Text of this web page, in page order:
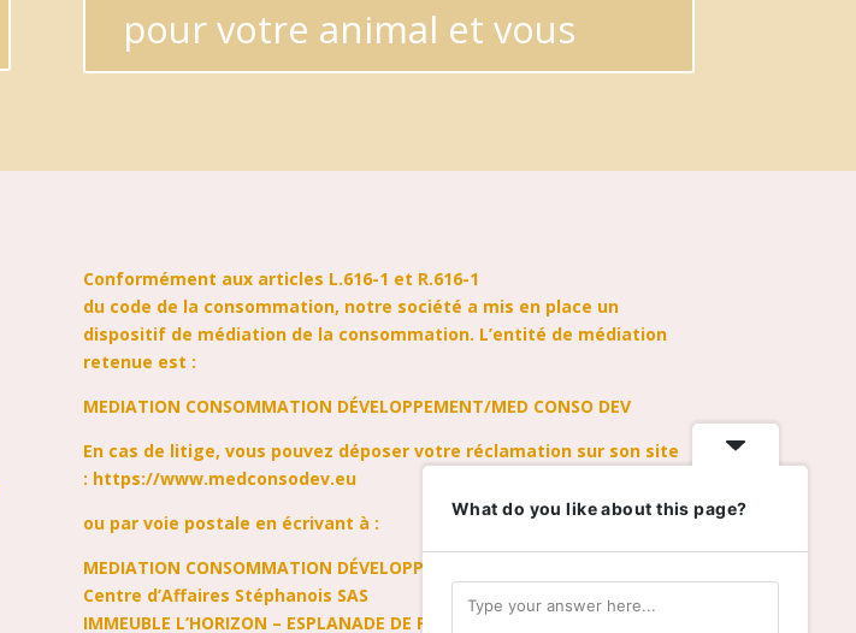
pour votre animal et vous
Conformément aux articles L.616-1 et R.616-1
du code de la consommation, notre société a mis en place un
dispositif de médiation de la consommation. L’entité de médiation
retenue est :
MEDIATION CONSOMMATION DÉVELOPPEMENT/MED CONSO DEV
En cas de litige, vous pouvez déposer votre réclamation sur son site
: https://www.medconsodev.eu
ou par voie postale en écrivant à :
MEDIATION CONSOMMATION DÉVELOPPEMENT/MED CONSO DEV
Centre d’Affaires Stéphanois SAS
IMMEUBLE L’HORIZON – ESPLANADE DE FRANCE
What do you like about this page?